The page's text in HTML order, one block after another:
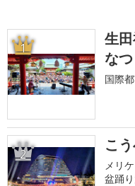
1
生
な
国際
2 こ
メリ
盆踊